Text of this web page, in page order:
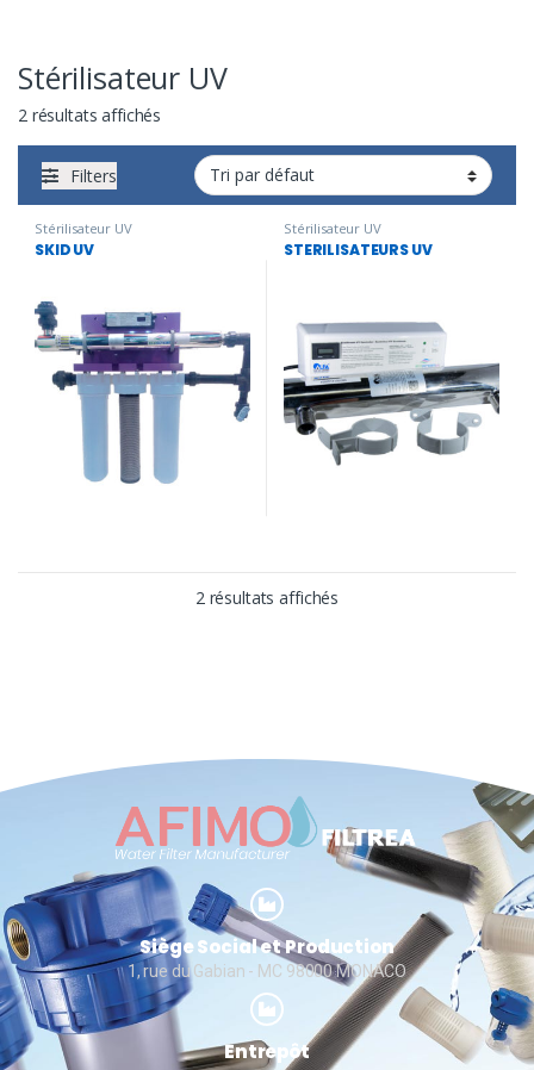
Stérilisateur UV
2 résultats affichés
Filters
Stérilisateur UV
SKID UV
Stérilisateur UV
STERILISATEURS UV
2 résultats affichés
Siège Social et Production
1, rue du Gabian - MC 98000 MONACO
Entrepôt